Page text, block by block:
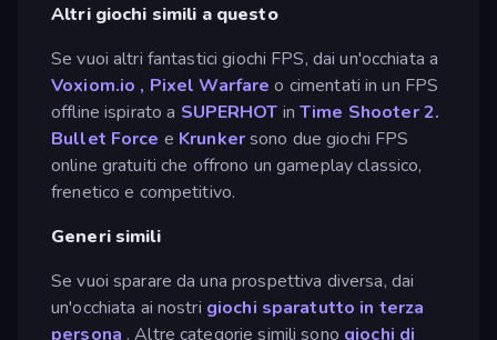
Altri giochi simili a questo
Se vuoi altri fantastici giochi FPS, dai un'occhiata a
Voxiom.io , Pixel Warfare o cimentati in un FPS
offline ispirato a SUPERHOT inTime Shooter 2.
Bullet Force e Krunkersono due giochi FPS
online gratuiti che offrono un gameplay classico,
frenetico e competitivo.
Generi simili
Se vuoi sparare da una prospettiva diversa, dai
un'occhiata ai nostri giochi sparatutto in terza
persona . Altre categorie simili sono giochi di